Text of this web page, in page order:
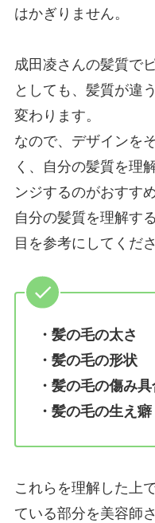
はかぎりません。
成田凌さんの髪質で
としても、髪質が違
変わります。
なので、デザインを
く、自分の髪質を理
ンジするのがおすすめ
自分の髪質を理解す
目を参考にしてくださ
・髪の毛の太さ
・髪の毛の形状
・髪の毛の傷み
・髪の毛の生え癖
これらを理解した上
ている部分を美容師